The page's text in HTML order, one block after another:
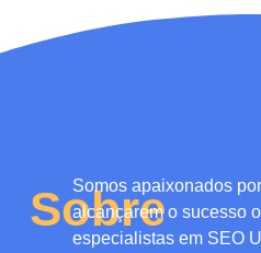
Sobre
Somos apaixonados por
alcançarem o sucesso
especialistas em SEO